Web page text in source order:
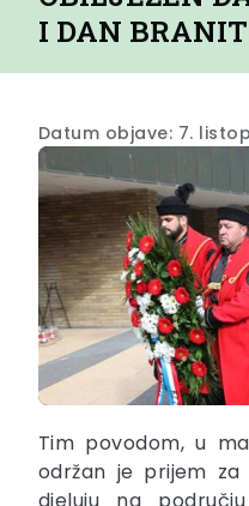
I DAN
Datum objave: 7.
Tim povodom, u
održan je prijem